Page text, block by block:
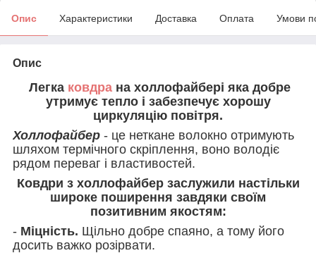
Опис Характеристики Доставка Оплата Умови
Опис
Легка ковдра на холлофайбері яка добре
утримує тепло і забезпечує хорошу
циркуляцію повітря.
Холлофайбер - це неткане волокно отримують
шляхом термічного скріплення, воно володіє
рядом переваг і властивостей.
Ковдри з холлофайбер заслужили настільки
широке поширення завдяки своїм
позитивним якостям:
- Міцність. Щільно добре спаяно, а тому його
досить важко розірвати.